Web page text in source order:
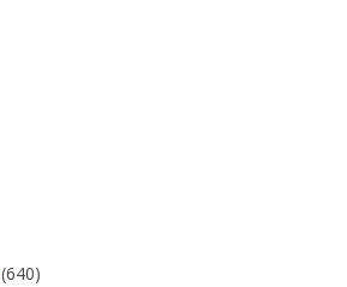
(640)